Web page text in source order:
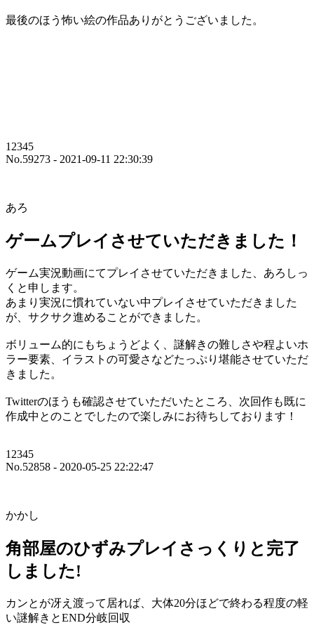
最後のほう怖い絵の作品ありがとうございました。
12345
No.59273 - 2021-09-11 22:30:39
あろ
ゲームプレイさせていただきました！
ゲーム実況動画にてプレイさせていただきました、あろしっ
くと申します。
あまり実況に慣れていない中プレイさせていただきました
が、サクサク進めることができました。
ボリューム的にもちょうどよく、謎解きの難しさや程よいホ
ラー要素、イラストの可愛さなどたっぷり堪能させていただ
きました。
Twitterのほうも確認させていただいたところ、次回作も既に
作成中とのことでしたので楽しみにお待ちしております！
12345
No.52858 - 2020-05-25 22:22:47
かかし
角部屋のひずみプレイさっくりと完了
しました!
カンとが冴え渡って居れば、大体20分ほどで終わる程度の軽
い謎解きとEND分岐回収